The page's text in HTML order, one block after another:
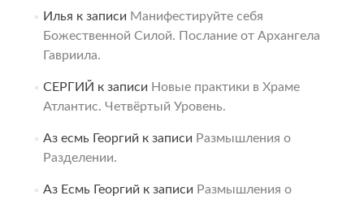
Илья к записи Манифестируйте себя
Божественной Силой. Послание от Архангела
Гавриила.
СЕРГИЙ к записи Новые практики в Храме
Атлантис. Четвёртый Уровень.
Аз есмь Георгий к записи Размышления о
Разделении.
Аз Есмь Георгий к записи Размышления о